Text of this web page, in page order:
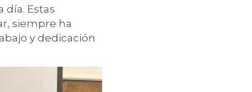
día. Estas
siempre ha
y dedicación